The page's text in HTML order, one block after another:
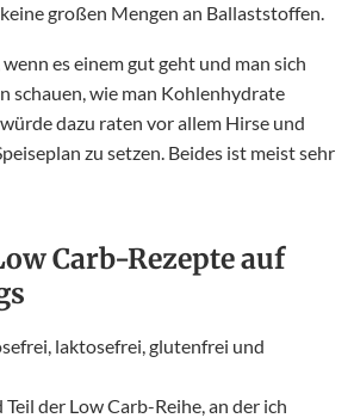
großen Mengen an Ballaststoffen.
es einem gut geht und man sich
schauen, wie man Kohlenhydrate
dazu raten vor allem Hirse und
zu setzen. Beides ist meist sehr
Carb-Rezepte auf
laktosefrei, glutenfrei und
der Low Carb-Reihe, an der ich